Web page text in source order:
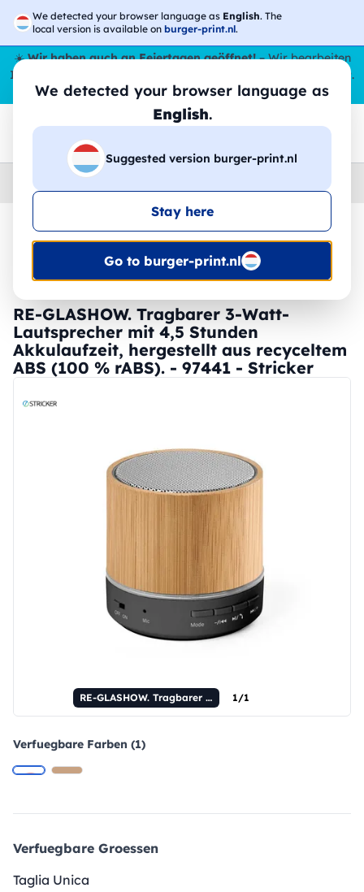
We detected your browser language as English. The
local version is available on burger-print.nl.
We detected your browser language as
English.
Suggested version burger-print.nl
Stay here
Go to burger-print.nl
☀️Wir haben auch an Feiertagen geöffnet!– Wir bearbeiten
Ihre Bestellungen den ganzen Sommer über,
sogar im August.
😎🌴
Home
🔥 -30 % DTF-Druck
RE-GLASHOW. Tragbarer 3-Watt-
Lautsprecher mit 4,5 Stunden
Akkulaufzeit, hergestellt aus recyceltem
ABS (100 % rABS). - 97441 - Stricker
RE-GLASHOW. Tragbarer 3-Watt-Lautsprecher mit 4,5 Stunden Akkulaufzeit, hergestellt aus recyceltem ABS (100 % rABS). 1/1
Verfuegbare Farben (1)
Verfuegbare Groessen
Taglia Unica